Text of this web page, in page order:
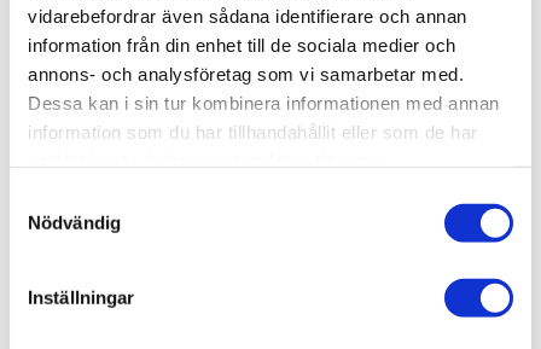
vidarebefordrar även sådana identifierare och annan
information från din enhet till de sociala medier och
annons- och analysföretag som vi samarbetar med.
Dessa kan i sin tur kombinera informationen med annan
information som du har tillhandahållit eller som de har
Nödvändig
Inställningar
Tillverkarens beskrivning:
Brushes are ideal for you. Made with natural hair, they
are designed for the application of dry brush techniques
resistance will allow you to achieve amazing results.
Specification: